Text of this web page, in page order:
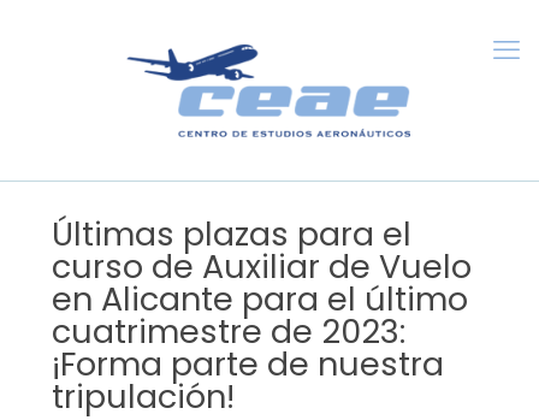
Últimas plazas para el
curso de Auxiliar de Vuelo
en Alicante para el último
cuatrimestre de 2023:
¡Forma parte de nuestra
tripulación!